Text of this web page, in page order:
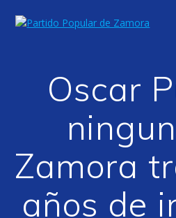
Oscar
Zamora
años de